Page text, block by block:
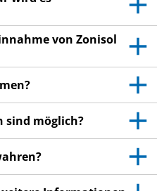
haben wie Sie.
bemerken, wenden Sie
Dies gilt auch
sind. Siehe Abschnitt
von Zonisol
sind möglich?